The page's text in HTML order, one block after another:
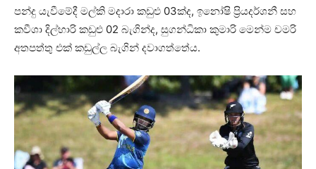
පන්දු යැවීමේදී මල්කි මදාරා කඩුළු 03ක්ද, ඉනෝෂි ප්‍රියදර්ශනී සහ
කවීශා දිල්හාරි කඩුළු 02 බැගින්ද, සුගන්ධිකා කුමාරි මෙන්ම චමරි
අතපත්තු එක් කඩුල්ල බැගින් දවාගත්තේය.